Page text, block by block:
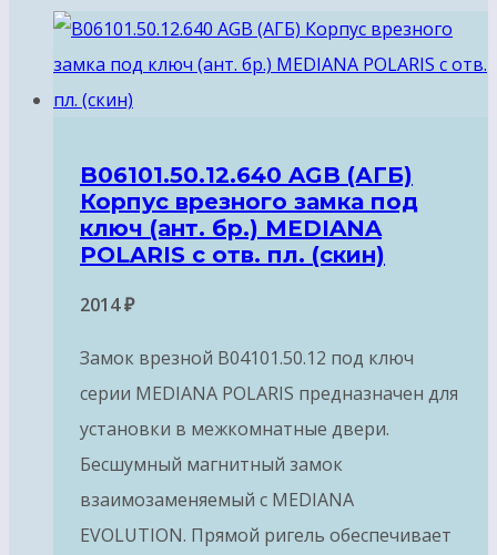
B06101.50.12.640 AGB (АГБ)
Корпус врезного замка под
ключ (ант. бр.) MEDIANA
POLARIS с отв. пл. (скин)
2014₽
Замок врезной B04101.50.12 под ключ
серии MEDIANA POLARIS предназначен для
установки в межкомнатные двери.
Бесшумный магнитный замок
взаимозаменяемый с MEDIANA
EVOLUTION. Прямой ригель обеспечивает